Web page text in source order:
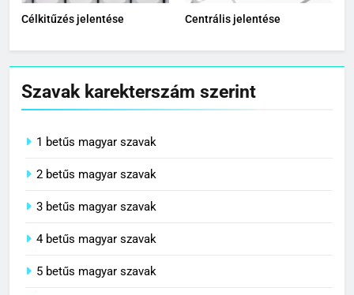
Célkitűzés jelentése Centrális jelentése
Szavak karekterszám szerint
1 betűs magyar szavak
2 betűs magyar szavak
3 betűs magyar szavak
4 betűs magyar szavak
5 betűs magyar szavak